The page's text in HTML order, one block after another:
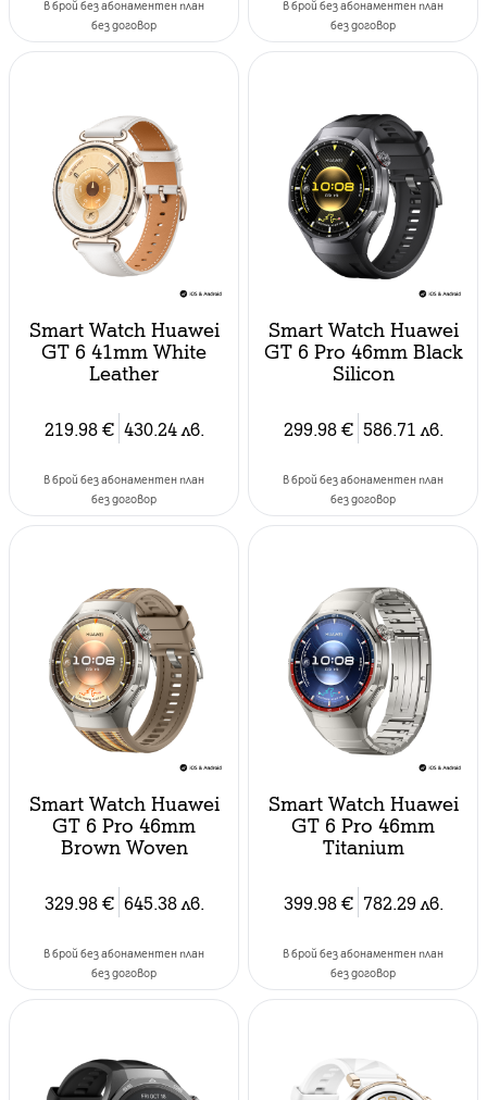
в брой без абонаментен план
без договор
в брой без абонаментен план
без договор
Smart Watch Huawei
GT 6 41mm White
Leather
219.98 € 430.24 лв.
в брой без абонаментен план
без договор
Smart Watch Huawei
GT 6 Pro 46mm Black
Silicon
299.98 € 586.71 лв.
в брой без абонаментен план
без договор
Smart Watch Huawei
GT 6 Pro 46mm
Brown Woven
329.98 € 645.38 лв.
в брой без абонаментен план
без договор
Smart Watch Huawei
GT 6 Pro 46mm
Titanium
399.98 € 782.29 лв.
в брой без абонаментен план
без договор